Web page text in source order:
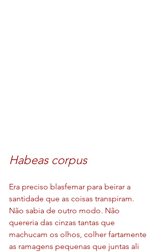
Habeas corpus
Era preciso blasfemar para beirar a
santidade que as coisas transpiram.
Não sabia de outro modo. Não
quereria das cinzas tantas que
machucam os olhos, colher fartamente
as ramagens pequenas que juntas ali